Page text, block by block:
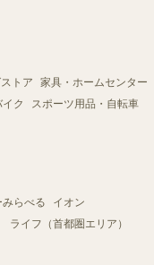
トア
家具・ホームセンター
ク
スポーツ用品・自転車
みらべる
イオン
ライフ（首都圏エリア）